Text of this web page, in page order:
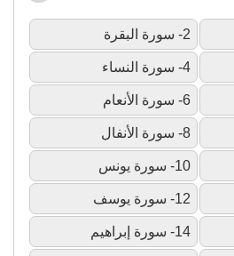
2- سورة البقرة
4- سورة النساء
6- سورة الأنعام
8- سورة الأنفال
10- سورة يونس
12- سورة يوسف
14- سورة إبراهيم